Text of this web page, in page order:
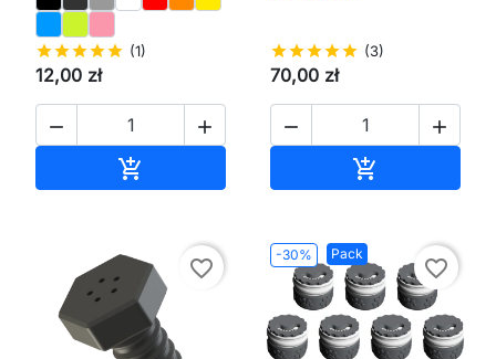
starstarstarstarstar (1)
12,00 zł
 

starstarstarstarstar (3)
70,00 zł
 

favorite_border
-30% Pack
favorite_border